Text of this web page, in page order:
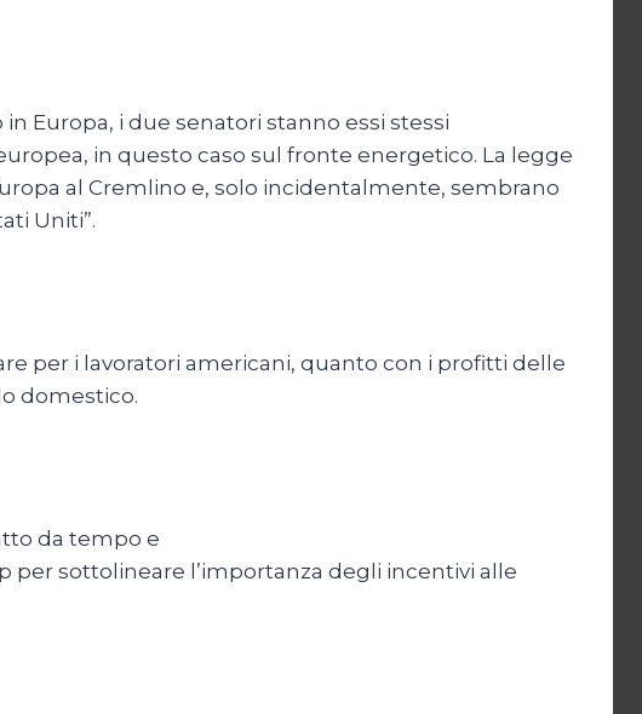
Europa, i due senatori stanno essi stessi
in questo caso sul fronte energetico. La legge
al Cremlino e, solo incidentalmente, sembrano
Uniti”.
per i lavoratori americani, quanto con i profitti delle
domestico.
da tempo e
sottolineare l’importanza degli incentivi alle